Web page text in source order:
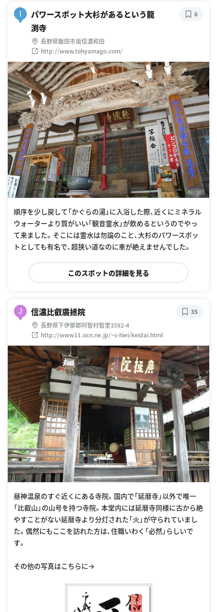
I
パワースポット大杉があるという龍
渕寺
長野県飯田市南信濃和田
http://www.tohyamago.com/
6
順序を少し戻して「かぐらの湯」に入浴した際、近くにミネラル
ウォーターより質がいい「観音霊水」が飲めるというのでやっ
て来ました。そこには霊水は勿論のこと、大杉のパワースポッ
トとしても有名で、超狭い道なのに車が絶えませんでした。
このスポットの詳細を見る
J 信濃比叡廣拯院
長野県下伊那郡阿智村智里3592-4
http://www11.ocn.ne.jp/~s-hiei/keidai.html
35
昼神温泉のすぐ近くにある寺院。国内で「延暦寺」以外で唯一
「比叡山」の山号を持つ寺院。本堂内には延暦寺同様に古から絶
やすことがない延暦寺より分灯された「火」が守られていまし
た。偶然にもここを訪れた方は、住職いわく「必然」らしいで
す。
その他の写真はこちらに→